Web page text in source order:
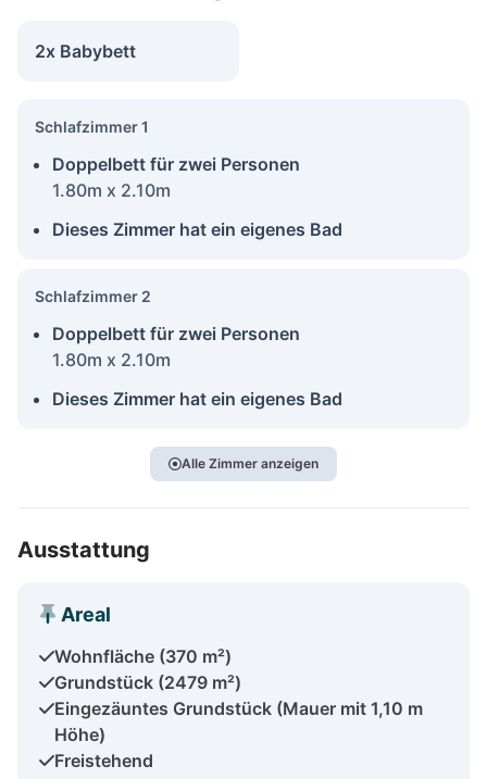
2x Babybett
Schlafzimmer 1
Doppelbett für zwei Personen
1.80m x 2.10m
Dieses Zimmer hat ein eigenes Bad
Schlafzimmer 2
Doppelbett für zwei Personen
1.80m x 2.10m
Dieses Zimmer hat ein eigenes Bad
Alle Zimmer anzeigen
Ausstattung
Areal
Wohnfläche (370 m²)
Grundstück (2479 m²)
Eingezäuntes Grundstück (Mauer mit 1,10 m
Höhe)
Freistehend